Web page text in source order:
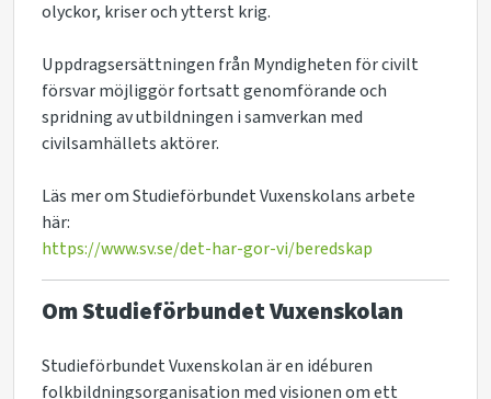
olyckor, kriser och ytterst krig.
Uppdragsersättningen från Myndigheten för civilt
försvar möjliggör fortsatt genomförande och
spridning av utbildningen i samverkan med
civilsamhällets aktörer.
Läs mer om Studieförbundet Vuxenskolans arbete
här:
https://www.sv.se/det-har-gor-vi/beredskap
Om Studieförbundet Vuxenskolan
Studieförbundet Vuxenskolan är en idéburen
folkbildningsorganisation med visionen om ett